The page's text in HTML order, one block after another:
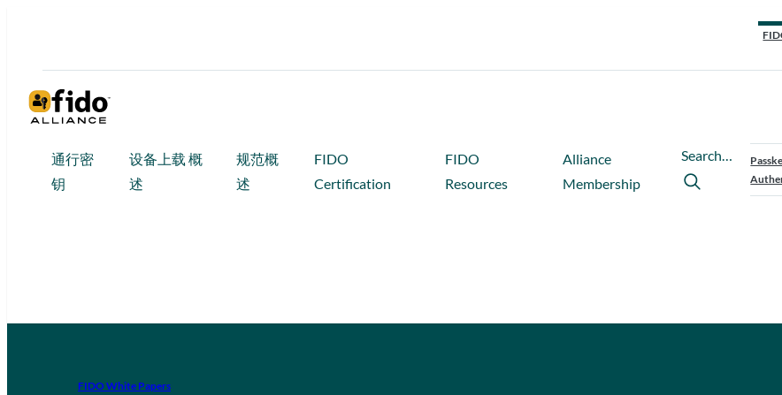
通行密
钥
设备上载 概
述
规范概
述
FIDO
Certification
FIDO
Resources
Alliance
Membership
Search…
FIDO White Papers